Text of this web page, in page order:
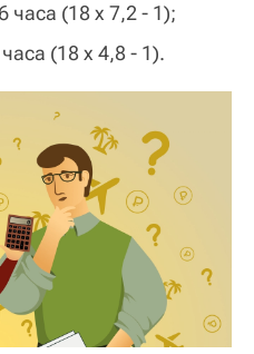
часа (18 x 7,2 - 1);
(18 x 4,8 - 1).